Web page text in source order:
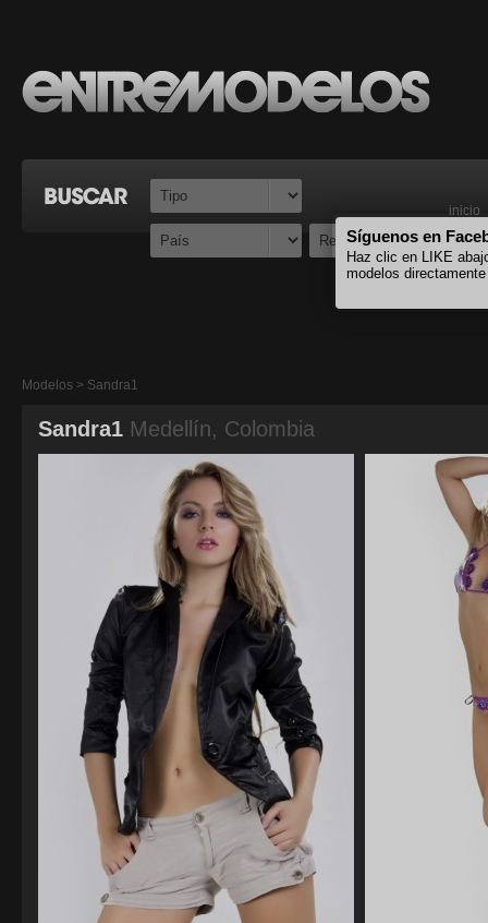
inicio
Modelos > Sandra1
Sandra1 Medellín, Colombia
Síguenos en
Haz clic en LIKE
modelos